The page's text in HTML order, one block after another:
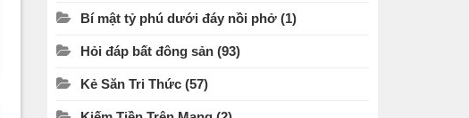
Bí mật tỷ phú dưới đáy nồi phở (1)
Hỏi đáp bất đông sản (93)
Kẻ Săn Tri Thức (57)